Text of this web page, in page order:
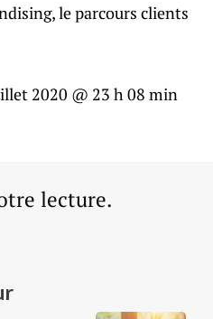
le parcours clients
2020 @ 23 h 08 min
lecture.